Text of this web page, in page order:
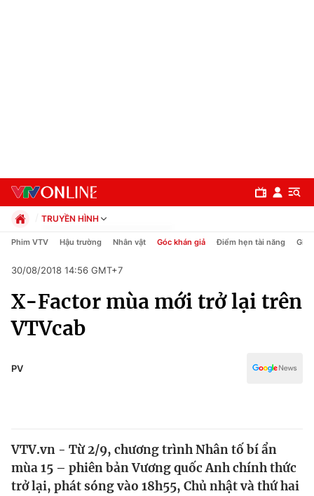
Chuyên mục
Chính trị
Thế giới
TRUYỀN HÌNH
Chính trị
Pháp luật
Kinh tế
Thể thao
Truyền hình
Phim VTV Hậu trường Nhân vật Góc khán giả Điểm hẹn tài năng Giải
30/08/2018 14:56 GMT+7
X-Factor mùa mới trở lại trên
VTVcab
PV
VTV.vn - Từ 2/9, chương trình Nhân tố bí ẩn
mùa 15 – phiên bản Vương quốc Anh chính thức
trở lại, phát sóng vào 18h55, Chủ nhật và thứ hai